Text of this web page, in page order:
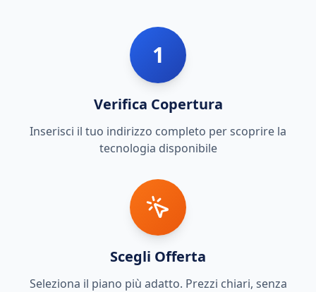
1
Verifica Copertura
Inserisci il tuo indirizzo completo per scoprire la
tecnologia disponibile
Scegli Offerta
Seleziona il piano più adatto. Prezzi chiari, senza